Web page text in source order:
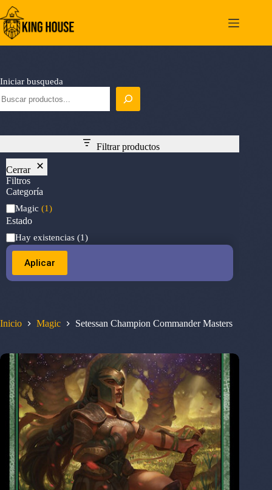
Saltar
al
contenido
Inicio Magic Setessan Champion Commander Masters
Iniciar busqueda
Filtrar productos
Cerrar
Filtros
Categoría
Categoría
Magic (1)
Estado
Estado
Hay existencias (1)
Aplicar